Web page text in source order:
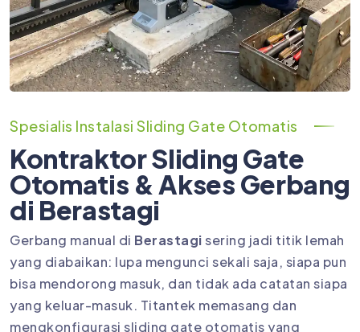
Spesialis Instalasi Sliding Gate Otomatis
Kontraktor Sliding Gate
Otomatis & Akses Gerbang
di Berastagi
Gerbang manual di Berastagisering jadi titik lemah
yang diabaikan: lupa mengunci sekali saja, siapa pun
bisa mendorong masuk, dan tidak ada catatan siapa
yang keluar-masuk. Titantek memasang dan
mengkonfigurasi sliding gate otomatis yang